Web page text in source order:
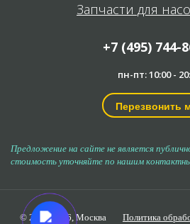
Запчасти для
+7 (495) 744-
пн-пт: 10:00 -
Перезвонить
Предложение на сайте не является
стоимость уточняйте по нашим
© 2006-2026,Москва Политика